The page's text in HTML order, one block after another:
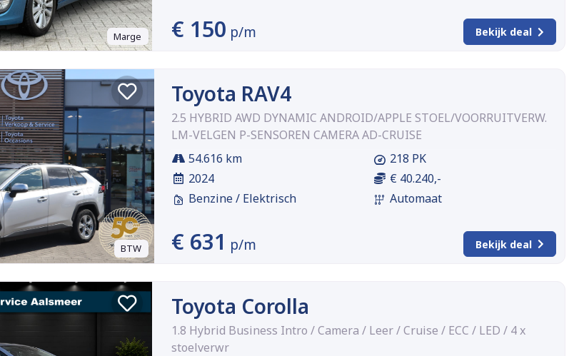
Marge € 150 p/m Bekijk deal
BTW
Toyota RAV4
2.5 HYBRID AWD DYNAMIC ANDROID/APPLE STOEL/VOORRUITVERW.
LM-VELGEN P-SENSOREN CAMERA AD-CRUISE
54.616 km
2024
Benzine / Elektrisch
218 PK
€ 40.240,-
Automaat
€ 631 p/m Bekijk deal
Toyota Corolla
1.8 Hybrid Business Intro / Camera / Leer / Cruise / ECC / LED / 4 x
stoelverwr